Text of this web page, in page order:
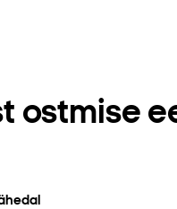
ostmise